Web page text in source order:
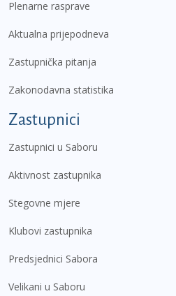
Plenarne rasprave
Aktualna prijepodneva
Zastupnička pitanja
Zakonodavna statistika
Zastupnici
Zastupnici u Saboru
Aktivnost zastupnika
Stegovne mjere
Klubovi zastupnika
Predsjednici Sabora
Velikani u Saboru